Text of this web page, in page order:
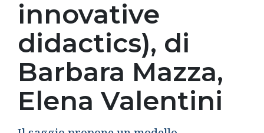
innovative
didactics), di
Barbara Mazza,
Elena Valentini